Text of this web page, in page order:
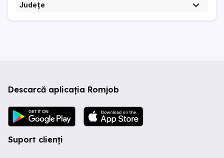
Județe
Descarcă aplicația Romjob
Suport clienți